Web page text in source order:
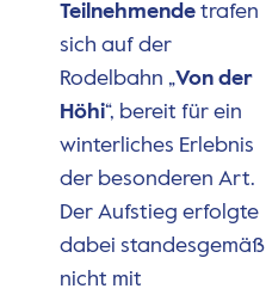
Teilnehmende trafen
sich auf der
Rodelbahn „Von der
Höhi“, bereit für ein
winterliches Erlebnis
der besonderen Art.
Der Aufstieg erfolgte
dabei standesgemäß
nicht mit